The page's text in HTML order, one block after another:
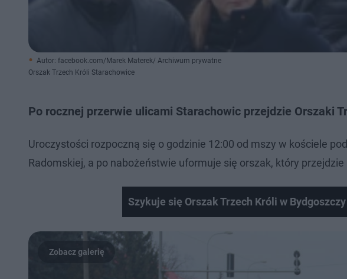
Autor: facebook.com/Marek Materek/ Archiwum prywatne
Orszak Trzech Króli Starachowice
Po rocznej przerwie ulicami Starachowic przejdzie Orszaki
Uroczystości rozpoczną się o godzinie 12:00 od mszy w kościele
Radomskiej, a po nabożeństwie uformuje się orszak, który przejdzie
Szykuje się Orszak Trzech Króli w Bydgoszczy